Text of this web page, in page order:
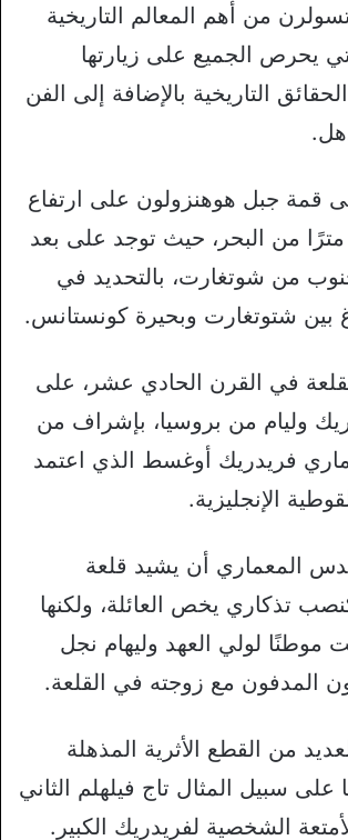
من أهم المعالم التاريخية
يحرص الجميع على زيارتها
التاريخية بالإضافة إلى الفن
قمة جبل هوهنزولون على ارتفاع
يصل إلى 855 مترًا من البحر، حيث توجد على بعد
من شوتغارت، بالتحديد في
بين شتوتغارت وبحيرة كونستانس.
في القرن الحادي عشر، على
وليام من بروسيا، بإشراف من
فريدريك أوغسط الذي اعتمد
الإنجليزية.
المعماري أن يشيد قلعة
تذكاري يخص العائلة، ولكنها
موطنًا لولي العهد وليهام نجل
المدفون مع زوجته في القلعة.
من القطع الأثرية المذهلة
على سبيل المثال تاج فيلهلم الثاني
الشخصية لفريدريك الكبير.